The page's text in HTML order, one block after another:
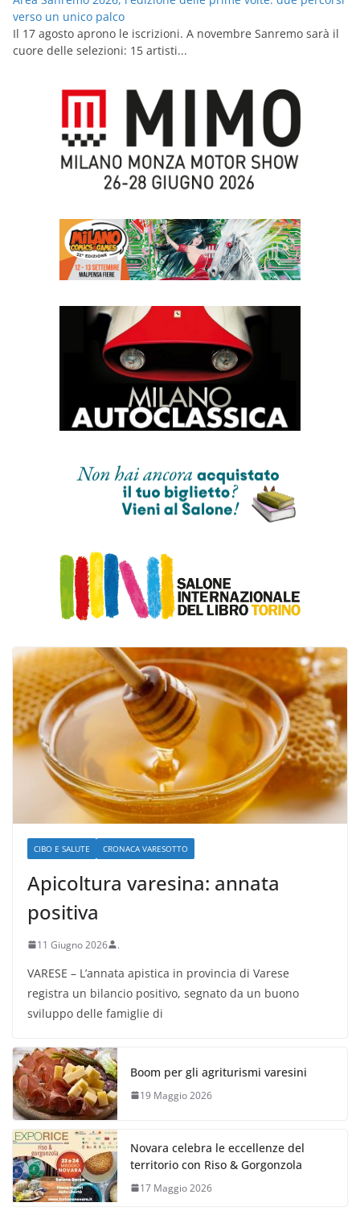
verso un unico palco
Il 17 agosto aprono le iscrizioni. A novembre Sanremo sarà il
cuore delle selezioni: 15 artisti...
CIBO E SALUTE CRONACA VARESOTTO
Apicoltura varesina: annata
positiva
11 Giugno 2026 .
VARESE – L’annata apistica in provincia di Varese
registra un bilancio positivo, segnato da un buono
sviluppo delle famiglie di
Boom per gli agriturismi varesini
19 Maggio 2026
Novara celebra le eccellenze del
territorio con Riso & Gorgonzola
17 Maggio 2026